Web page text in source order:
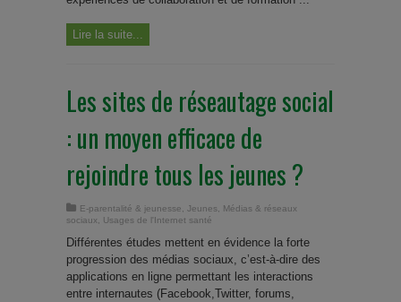
Lire la suite...
Les sites de réseautage social
: un moyen efficace de
rejoindre tous les jeunes ?
E-parentalité & jeunesse Jeunes
Médias & réseaux
sociaux
Usages de l'Internet santé
Différentes études mettent en évidence la forte
progression des médias sociaux, c’est-à-dire des
applications en ligne permettant les interactions
entre internautes (Facebook,Twitter, forums,